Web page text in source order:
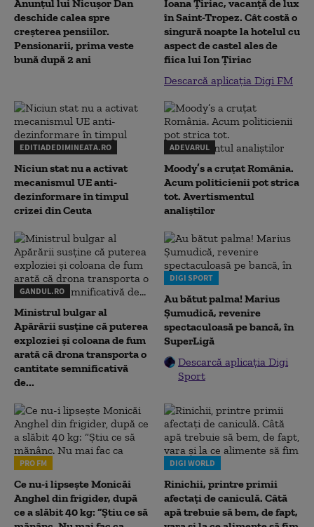
Anunțul lui Nicușor Dan
deschide calea spre
creșterea pensiilor.
Pensionarii, prima veste
bună după 2 ani
Ioana Țiriac, vacanță de lux
în Saint-Tropez. Cât costă o
singură noapte la hotelul cu
aspect de castel ales de
fiica lui Ion Țiriac
Descarcă aplicația Digi FM
EDITIADEDIMINEATA.RO
Niciun stat nu a activat
mecanismul UE anti-
dezinformare în timpul
crizei din Ceuta
ADEVARUL
Moody’s a cruțat România.
Acum politicienii pot strica
tot. Avertismentul
analiștilor
GANDUL.RO
Ministrul bulgar al
Apărării susține că puterea
exploziei și coloana de fum
arată că drona transporta o
cantitate semnificativă
de...
DIGI SPORT
Au bătut palma! Marius
Șumudică, revenire
spectaculoasă pe bancă, în
SuperLigă
Descarcă aplicația Digi
Sport
PRO FM
Ce nu-i lipsește Monicăi
Anghel din frigider, după
ce a slăbit 40 kg: “Știu ce să
DIGI WORLD
Rinichii, printre primii
afectați de caniculă. Câtă
apă trebuie să bem, de fapt,